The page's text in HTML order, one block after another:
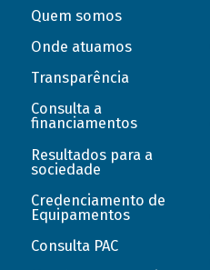
Quem somos
Onde atuamos
Transparência
Consulta a
financiamentos
Resultados para a
sociedade
Credenciamento de
Equipamentos
Consulta PAC